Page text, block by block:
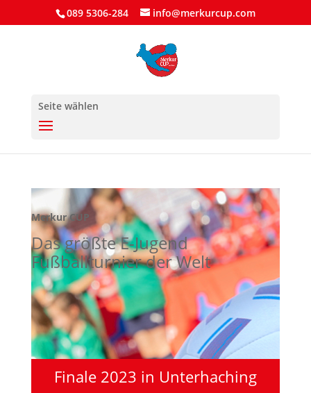
089 5306-284 info@merkurcup.com
Seite wählen
Merkur CUP
Das größte E-Jugend
Fußballturnier der Welt
Finale 2023 in Unterhaching